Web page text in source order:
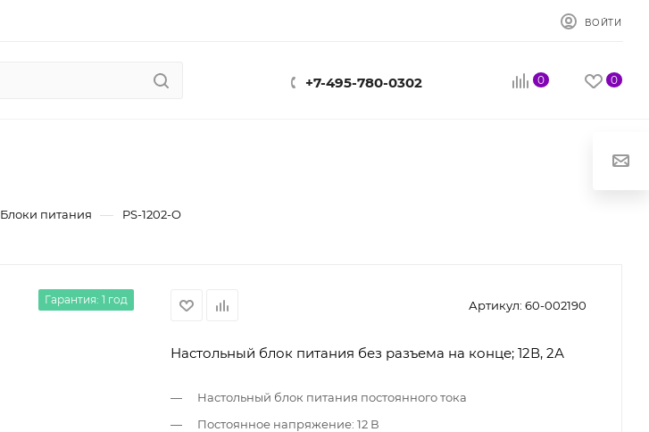
ВОЙТИ
+7-495-780-0302 0 0
Блоки питания — PS-1202-O
Гарантия: 1 год Артикул: 60-002190
Настольный блок питания без разъема на конце; 12В, 2А
Настольный блок питания постоянного тока
Постоянное напряжение: 12 В